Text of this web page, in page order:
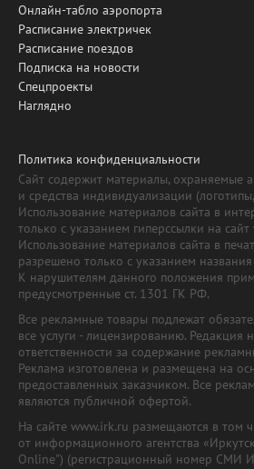
Онлайн-табло аэропорта
Расписание электричек
Расписание поездов
Подписка на новости
Спецпроекты
Наглядно
Политика конфиденциальности
Сайт содержит материалы, охраняемые
и средства индивидуализации
Использование материалов сайта в
только с указанием гиперссылки на
Использование материалов сайта в
разрешено только с указанием
К нарушителям данного положения
предусмотренные ст. 1301 ГК РФ.
Все рекламные товары подлежат
все услуги - лицензированию. Редакция
ответственности за содержание
Реклама изготовлена и размещена на
предоставленных заказчиком. Все
являются публичной офертой.
На сайте www.irk.ru размещаются в том
от информационного агентства
Online") (регистрационный номер